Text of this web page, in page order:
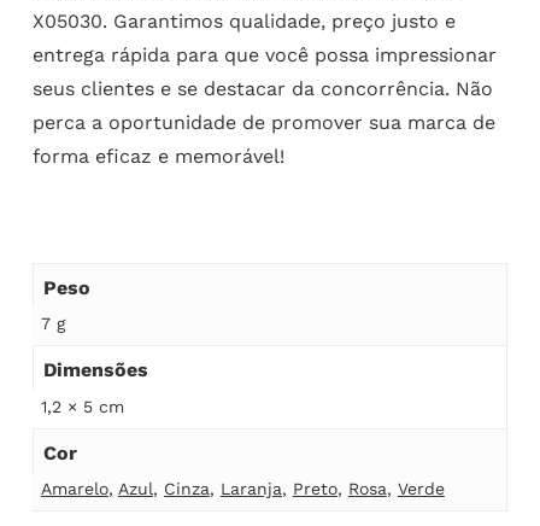
X05030. Garantimos qualidade, preço justo e
entrega rápida para que você possa impressionar
seus clientes e se destacar da concorrência. Não
perca a oportunidade de promover sua marca de
forma eficaz e memorável!
Peso
7 g
Dimensões
1,2 × 5 cm
Cor
Amarelo, Azul, Cinza, Laranja, Preto, Rosa, Verde